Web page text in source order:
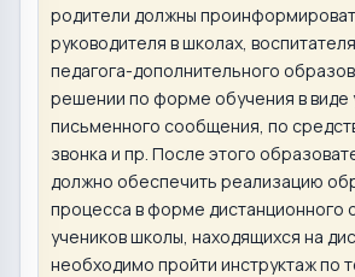
родители должны
руководителя в школах,
педагога-дополнительного
решении по форме обучения в виде
письменного сообщения, по
звонка и пр. После этого
должно обеспечить реализацию
процесса в форме дистанционного
учеников школы, находящихся на
необходимо пройти инструктаж по